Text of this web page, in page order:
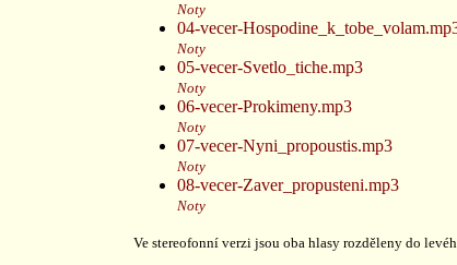
Noty
04-vecer-
Noty
05-vecer-Svetlo_tiche.mp3
Noty
06-vecer-Prokimeny.mp3
Noty
07-vecer-Nyni_propoustis.mp3
Noty
08-vecer-Zaver_propusteni.mp3
Noty
Ve stereofonní verzi jsou oba hlasy rozděleny do